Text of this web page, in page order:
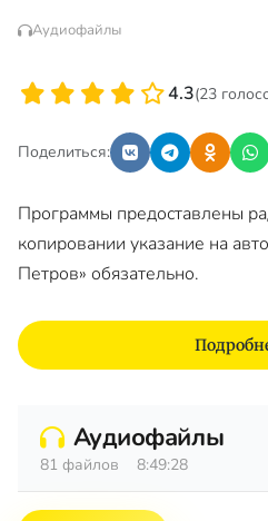
Аудиофайлы
4.3(23
Поделиться:
Программы предоставлены
копировании указание на
Петров» обязательно.
Аудиофайлы
81 файлов 8:49:28